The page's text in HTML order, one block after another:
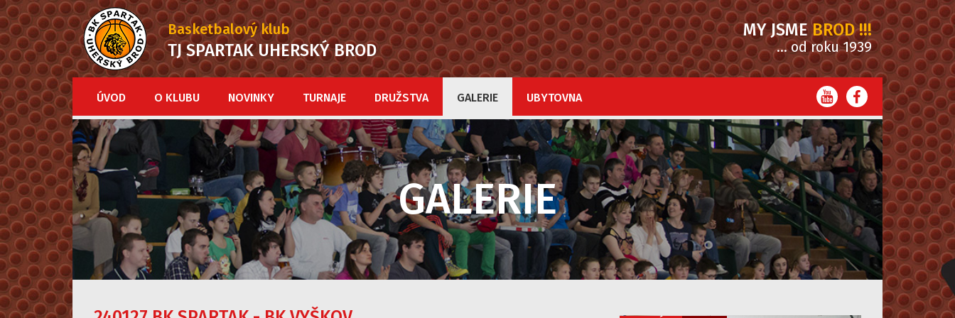
Basketbalový klub
TJ SPARTAK UHERSKÝ BROD
MY JSMEBROD !!!
... od roku 1939
ÚVOD O KLUBU NOVINKY TURNAJE DRUŽSTVA GALERIE UBYTOVNA
GALERIE